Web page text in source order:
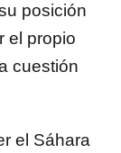
posición
el propio
cuestión
el Sáhara